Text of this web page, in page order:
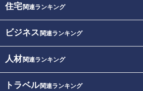
住宅関連ランキング
ビジネス 関連ランキング
人材関連ランキング
トラベル関連ランキング